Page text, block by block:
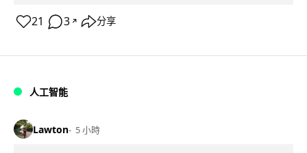
21 3 ↗ 分享
人工智能
Lawton 5 小時